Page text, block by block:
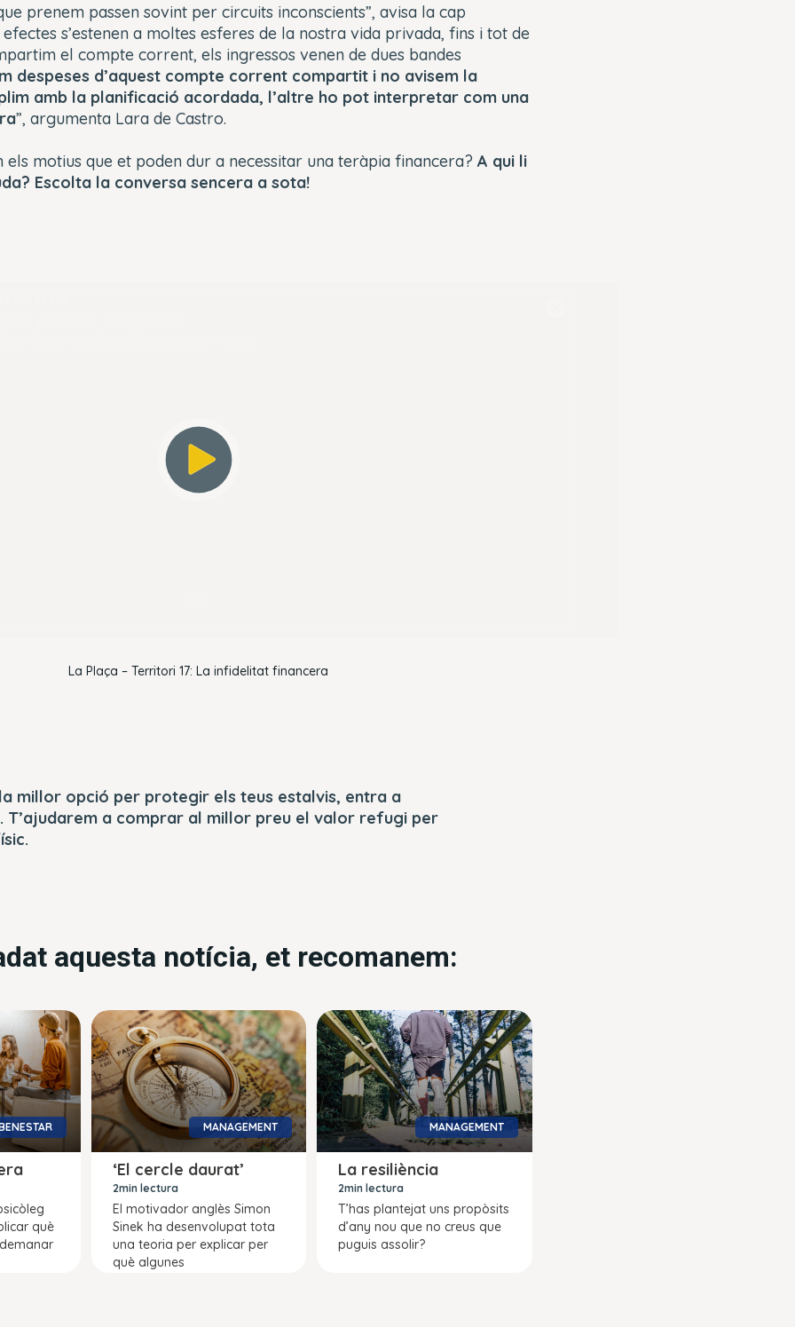
prenem passen sovint per circuits inconscients”, avisa la cap
efectes s’estenen a moltes esferes de la nostra vida privada, fins i tot de
el compte corrent, els ingressos venen de dues bandes
despeses d’aquest compte corrent compartit i no avisem la
amb la planificació acordada, l’altre ho pot interpretar com una
”, argumenta Lara de Castro.
motius que et poden dur a necessitar una teràpia financera? A qui li
Escolta la conversa sencera a sota!
La Plaça – Territori 17: La infidelitat financera
millor opció per protegir els teus estalvis, entra a
. T’ajudarem a comprar al millor preu el valor refugi per
aquesta notícia, et recomanem:
què
MANAGEMENT
‘El cercle daurat’
2min lectura
El motivador anglès Simon
Sinek ha desenvolupat tota
una teoria per explicar per
què algunes
MANAGEMENT
La resiliència
2min lectura
T’has plantejat uns propòsits
d’any nou que no creus que
puguis assolir?